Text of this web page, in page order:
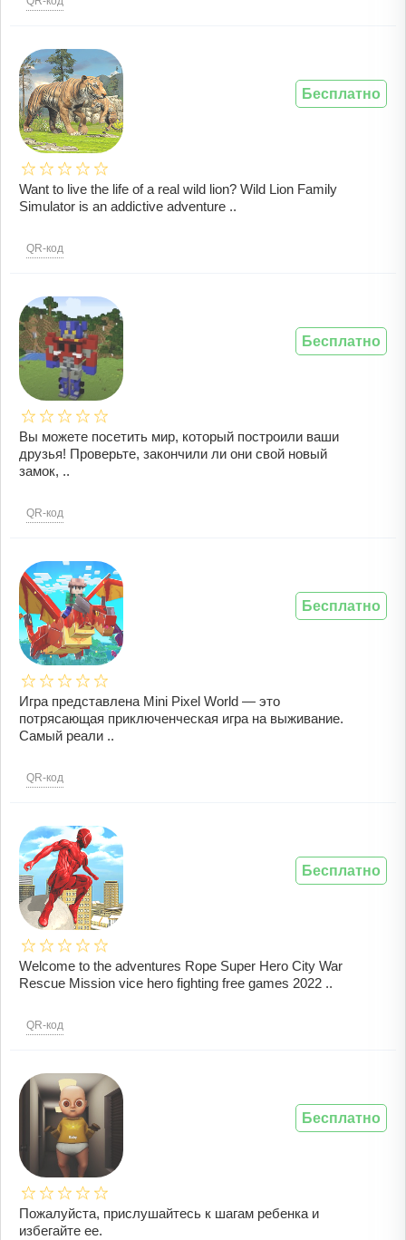
Want to live the life of a real wild lion? Wild Lion Family
Simulator is an addictive adventure ..
QR-код
Бесплатно
Вы можете посетить мир, который построили ваши
друзья! Проверьте, закончили ли они свой новый
замок, ..
QR-код
Бесплатно
Игра представлена Mini Pixel World — это
потрясающая приключенческая игра на выживание.
Самый реали ..
QR-код
Бесплатно
Welcome to the adventures Rope Super Hero City War
Rescue Mission vice hero fighting free games 2022 ..
QR-код
Бесплатно
Пожалуйста, прислушайтесь к шагам ребенка и
избегайте ее.
Бесплатно